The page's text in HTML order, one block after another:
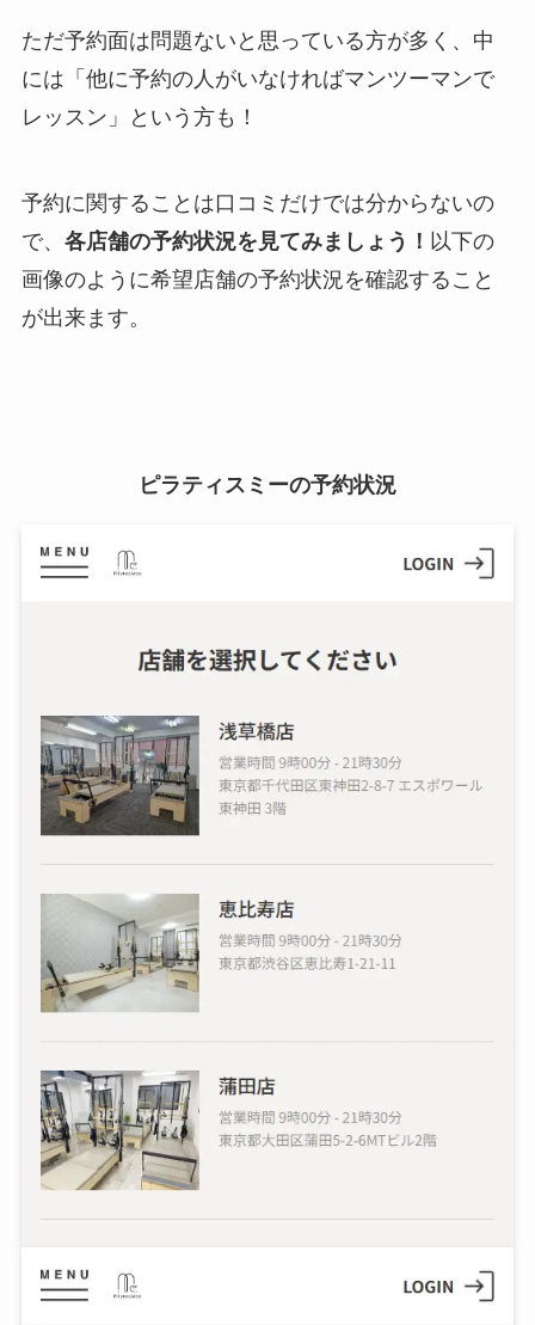
ただ予約面は問題ないと思っている方が多く、中
には「他に予約の人がいなければマンツーマンで
レッスン」という方も！
予約に関することは口コミだけでは分からないの
で、 各店舗の予約状況を見てみましょう！ 以下の
画像のように希望店舗の予約状況を確認すること
が出来ます。
ピラティスミーの予約状況